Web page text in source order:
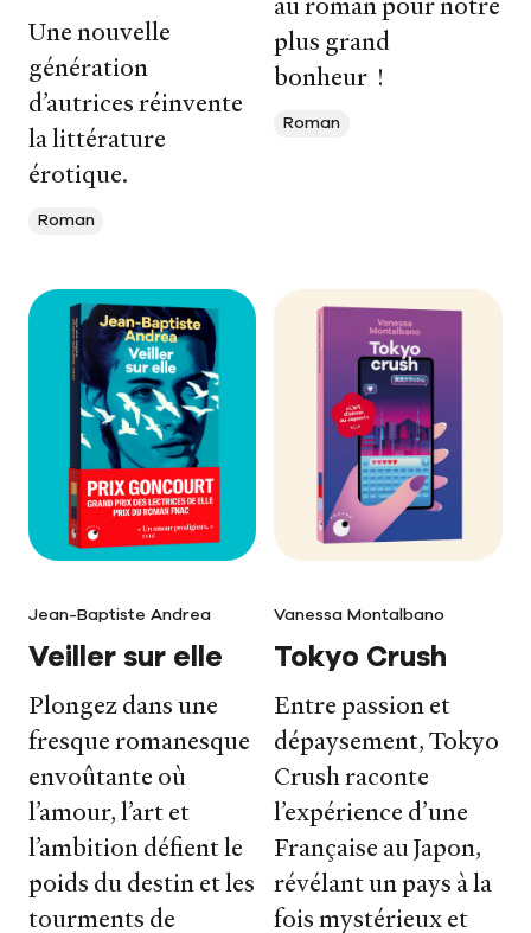
Nos livres
Nos auteurs
Une nouvelle
génération
d’autrices réinvente
la littérature
érotique.
Roman
plus grand
bonheur !
Roman
Jean-Baptiste Andrea
Veiller sur elle
Plongez dans une
fresque romanesque
envoûtante où
l’amour, l’art et
l’ambition défient le
poids du destin et les
tourments de
Vanessa Montalbano
Tokyo Crush
Entre passion et
dépaysement, Tokyo
Crush raconte
l’expérience d’une
Française au Japon,
révélant un pays à la
fois mystérieux et